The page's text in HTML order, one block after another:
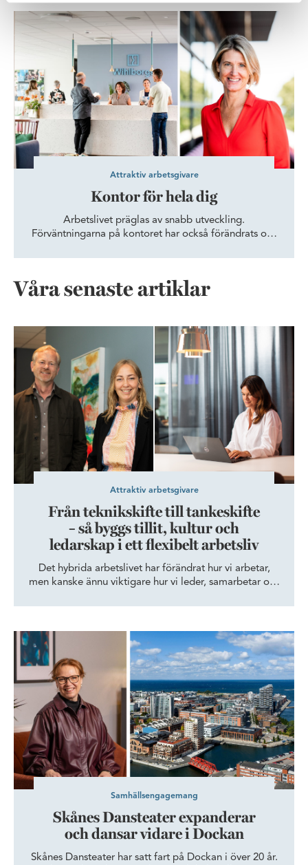
Kontor för hela dig
Attraktiv arbetsgivare
Kontor för hela dig
Arbetslivet präglas av snabb utveckling.
Förväntningarna på kontoret har också förändrats och
Våra senaste artiklar
Från teknikskifte till tankeskifte – så byggs tillit, kultur och
Attraktiv arbetsgivare
Från teknikskifte till tankeskifte
– så byggs tillit, kultur och
ledarskap i ett flexibelt arbetsliv
Det hybrida arbetslivet har förändrat hur vi arbetar,
men kanske ännu viktigare hur vi leder, samarbetar och
sak: framtidens framgångsrika organisationer är de
som lyckas stärka människors samarbete och
engagemang.
Skånes Dansteater expanderar och dansar vidare i Dockan
Samhällsengagemang
Skånes Dansteater expanderar
och dansar vidare i Dockan
Skånes Dansteater har satt fart på Dockan i över 20 år.